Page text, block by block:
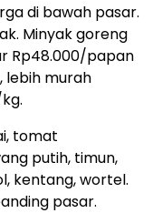
di bawah pasar.
Minyak goreng
Rp48.000/papan
lebih murah
tomat
putih, timun,
kentang, wortel.
pasar.